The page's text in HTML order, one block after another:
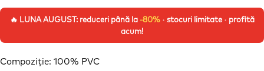
🔥 LUNA AUGUST: reduceri până la -80%· stocuri limitate · profită
acum!
Compoziție: 100% PVC